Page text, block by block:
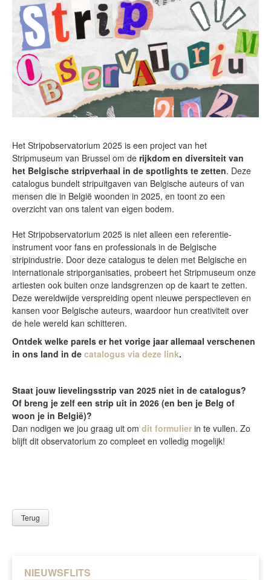
NIEUWSFLITS
Het Stripobservatorium 2025 is een project van het
Stripmuseum van Brussel om de rijkdom en diversiteit van
het Belgische stripverhaal in de spotlights te zetten. Deze
catalogus bundelt stripuitgaven van Belgische auteurs of van
mensen die in België woonden in 2025, en toont zo een
overzicht van ons talent van eigen bodem.
Het Stripobservatorium 2025 is niet alleen een referentie-
instrument voor fans en professionals in de Belgische
stripindustrie. Door deze catalogus te delen met Belgische en
internationale striporganisaties, probeert het Stripmuseum onze
artiesten ook buiten onze landsgrenzen op de kaart te zetten.
Deze wereldwijde verspreiding opent nieuwe perspectieven en
kansen voor Belgische auteurs, waardoor hun creativiteit over
de hele wereld kan schitteren.
Ontdek welke parels er het vorige jaar allemaal verschenen
in ons land in de catalogus via deze link.
Staat jouw lievelingsstrip van 2025 niet in de catalogus?
Of breng je zelf een strip uit in 2026 (en ben je Belg of
woon je in België)?
Dan nodigen we jou graag uit om dit formulier in te vullen. Zo
blijft dit observatorium zo compleet en volledig mogelijk!
Terug